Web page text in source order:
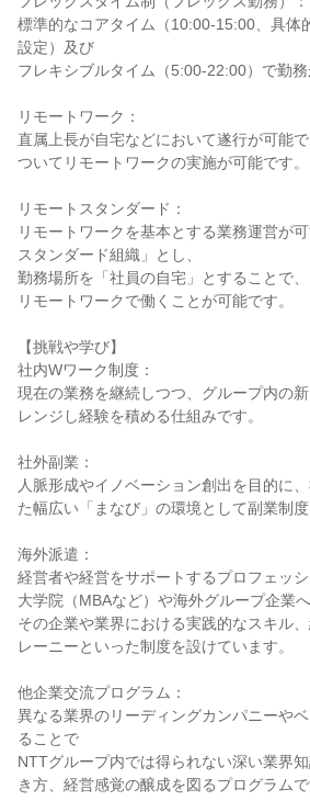
標準的なコアタイム（10:00-15:00、具体
設定）及び
フレキシブルタイム（5:00-22:00）で勤務
リモートワーク：
直属上長が自宅などにおいて遂行が可能
ついてリモートワークの実施が可能です。
リモートスタンダード：
リモートワークを基本とする業務運営が
スタンダード組織」とし、
勤務場所を「社員の自宅」とすることで
リモートワークで働くことが可能です。
【挑戦や学び】
社内Wワーク制度：
現在の業務を継続しつつ、グループ内の
レンジし経験を積める仕組みです。
社外副業：
人脈形成やイノベーション創出を目的に
た幅広い「まなび」の環境として副業制度
海外派遣：
経営者や経営をサポートするプロフェッ
大学院（MBAなど）や海外グループ企業
その企業や業界における実践的なスキル
レーニーといった制度を設けています。
他企業交流プログラム：
異なる業界のリーディングカンパニーや
ることで
NTTグループ内では得られない深い業界
き方、経営感覚の醸成を図るプログラムで